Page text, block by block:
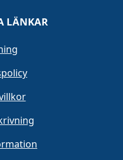
LÄNKAR